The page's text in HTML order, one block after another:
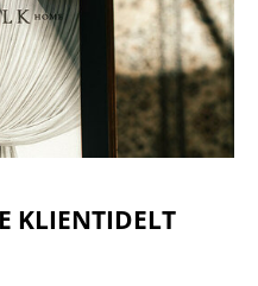
KLIENTIDELT